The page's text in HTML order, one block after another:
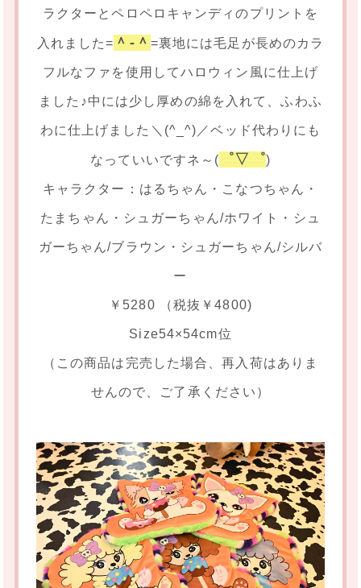
ラクターとペロペロキャンディのプリントを
入れました= ＾-＾ =裏地には毛足が長めのカラ
フルなファを使用してハロウィン風に仕上げ
ました♪中には少し厚めの綿を入れて、ふわふ
わに仕上げました＼(^_^)／ベッド代わりにも
なっていいですネ～( ゜▽゜)
キャラクター：はるちゃん・こなつちゃん・
たまちゃん・シュガーちゃん/ホワイト・シュ
ガーちゃん/ブラウン・シュガーちゃん/シルバ
ー
￥5280 （税抜￥4800)
Size54×54cm位
（この商品は完売した場合、再入荷はありま
せんので、ご了承ください）